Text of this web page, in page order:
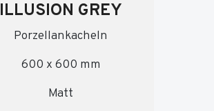
ILLUSION GREY
Porzellankacheln
600 x 600 mm
Matt